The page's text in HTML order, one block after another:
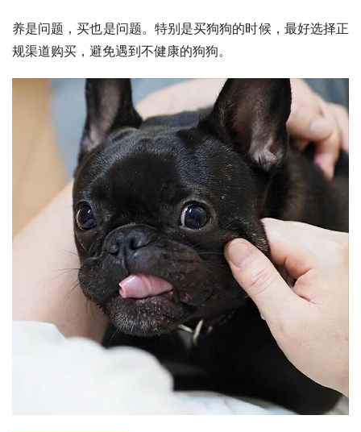
养是问题，买也是问题。特别是买狗狗的时候，最好选择正
规渠道购买，避免遇到不健康的狗狗。